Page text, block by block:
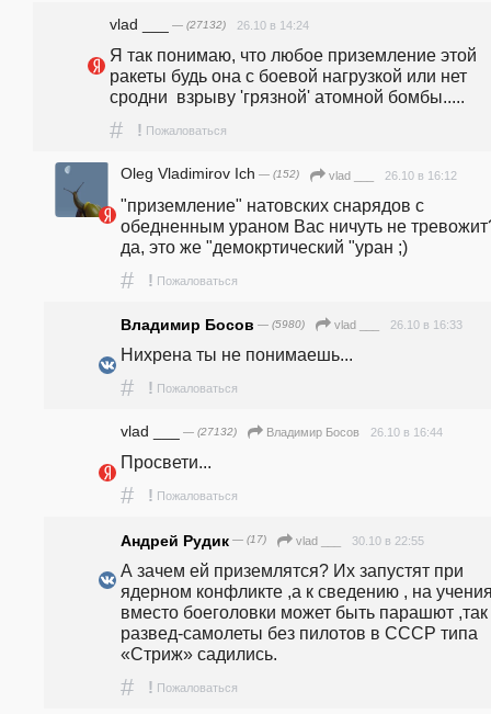
vlad ___ — (27132) 26.10 в 14:24
Я так понимаю, что любое приземление этой
ракеты будь она с боевой нагрузкой или нет
сродни  взрыву 'грязной' атомной бомбы.....
# ! Пожаловаться
Oleg Vladimirov Ich — (152) vlad ___ 26.10 в 16:12
"приземление" натовских снарядов с
обедненным ураном Вас ничуть не
да, это же "демокртический "уран ;)
# ! Пожаловаться
Владимир Босов — (5980) vlad ___ 26.10 в 16:33
Нихрена ты не понимаешь...
# ! Пожаловаться
vlad ___ — (27132) Владимир Босов 26.10 в 16:44
Просвети...
# ! Пожаловаться
Андрей Рудик — (17) vlad ___ 30.10 в 22:55
А зачем ей приземлятся? Их запустят при
ядерном конфликте ,а к сведению , на
вместо боеголовки может быть парашют ,так
развед-самолеты без пилотов в СССР типа
«Стриж» садились.
# ! Пожаловаться